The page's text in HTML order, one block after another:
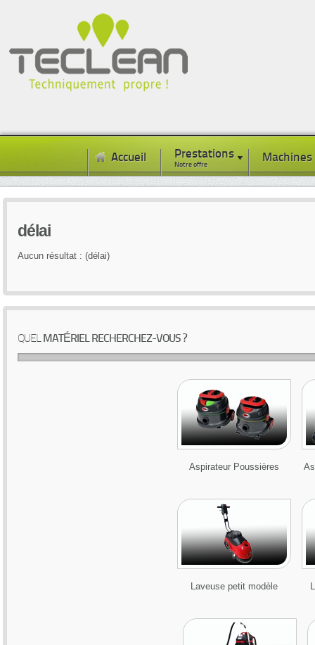
Accueil Prestations
Notre offre
Machines
délai
Aucun résultat : (délai)
QUELMATÉRIEL RECHERCHEZ-VOUS ?
Aspirateur Poussières
Laveuse petit modèle